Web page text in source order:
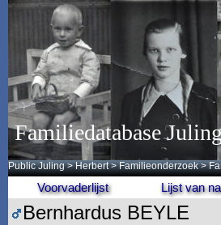
Familiedatabase
Public Juling >Herbert >Familieonderzoek >
Voorvaderlijst Lijst van
Bernhardus BEYLE